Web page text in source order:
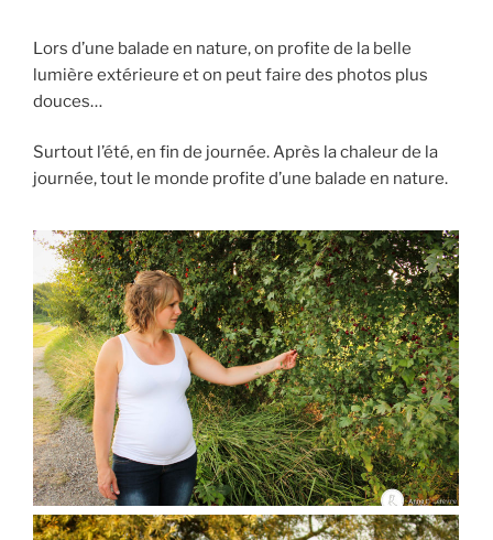
Lors d’une balade en nature, on profite de la belle
lumière extérieure et on peut faire des photos plus
douces…
Surtout l’été, en fin de journée. Après la chaleur de la
journée, tout le monde profite d’une balade en nature.